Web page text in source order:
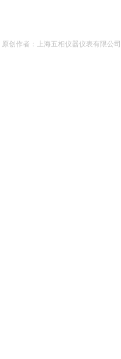
原创作者：上海五相仪器仪表有限公司